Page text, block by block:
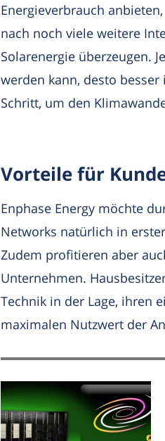
Energieverbrauch
nach noch viele weitere
Solarenergie überzeugen.
werden kann, desto
Schritt, um den
Vorteile für
Enphase Energy möchte
Networks natürlich in
Zudem profitieren aber
Unternehmen.
Technik in der Lage, ihren
maximalen Nutzwert der